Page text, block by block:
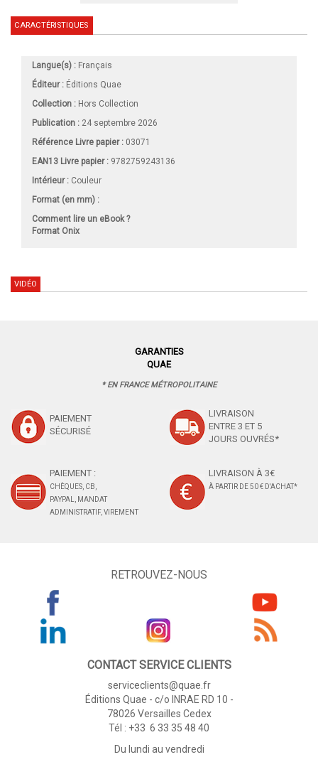
CARACTÉRISTIQUES
Langue(s) : Français
Éditeur : Éditions Quae
Collection : Hors Collection
Publication : 24 septembre 2026
Référence Livre papier : 03071
EAN13 Livre papier : 9782759243136
Intérieur : Couleur
Format (en mm) :
Comment lire un eBook ?
Format Onix
VIDÉO
GARANTIES
QUAE
* EN FRANCE MÉTROPOLITAINE
PAIEMENT
SÉCURISÉ
LIVRAISON
ENTRE 3 ET 5
JOURS OUVRÉS*
PAIEMENT :
CHÈQUES, CB,
PAYPAL, MANDAT
ADMINISTRATIF, VIREMENT
LIVRAISON À 3€
À PARTIR DE 50 € D'ACHAT*
RETROUVEZ-NOUS
CONTACT SERVICE CLIENTS
serviceclients@quae.fr
Éditions Quae - c/o INRAE RD 10 -
78026 Versailles Cedex
Tél : +33 6 33 35 48 40
Du lundi au vendredi